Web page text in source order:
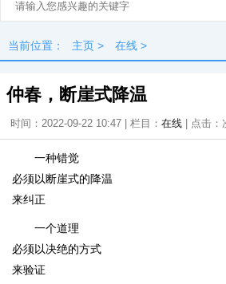
当前位置： 主页 > 在线 >
仲春，断崖式降温
时间：2022-09-22 10:47 | 栏目： 在线 | 点击：
一种错觉
必须以断崖式的降温
来纠正
一个道理
必须以决绝的方式
来验证